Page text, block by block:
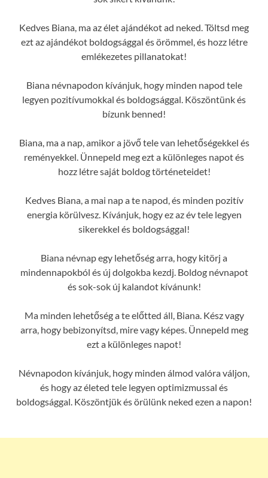
Kedves Biana, ma az élet ajándékot ad neked. Töltsd meg
ezt az ajándékot boldogsággal és örömmel, és hozz létre
emlékezetes pillanatokat!
Biana névnapodon kívánjuk, hogy minden napod tele
legyen pozitívumokkal és boldogsággal. Köszöntünk és
bízunk benned!
Biana, ma a nap, amikor a jövő tele van lehetőségekkel és
reményekkel. Ünnepeld meg ezt a különleges napot és
hozz létre saját boldog történeteidet!
Kedves Biana, a mai nap a te napod, és minden pozitív
energia körülvesz. Kívánjuk, hogy ez az év tele legyen
sikerekkel és boldogsággal!
Biana névnap egy lehetőség arra, hogy kitörj a
mindennapokból és új dolgokba kezdj. Boldog névnapot
és sok-sok új kalandot kívánunk!
Ma minden lehetőség a te előtted áll, Biana. Kész vagy
arra, hogy bebizonyítsd, mire vagy képes. Ünnepeld meg
ezt a különleges napot!
Névnapodon kívánjuk, hogy minden álmod valóra váljon,
és hogy az életed tele legyen optimizmussal és
boldogsággal. Köszöntjük és örülünk neked ezen a napon!